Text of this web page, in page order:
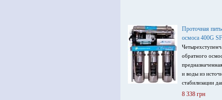
Проточная
осмоса 400G
обратного
и воды из
стабилизации
8 338 грн